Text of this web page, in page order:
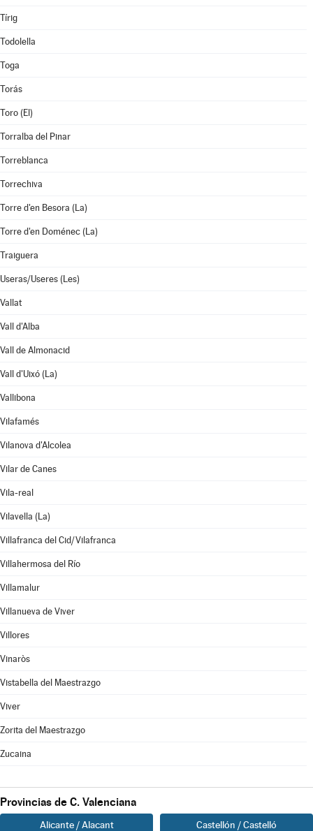
Tírig
Todolella
Toga
Torás
Toro (El)
Torralba del Pinar
Torreblanca
Torrechiva
Torre d'en Besora (La)
Torre d'en Doménec (La)
Traiguera
Useras/Useres (Les)
Vallat
Vall d'Alba
Vall de Almonacid
Vall d'Uixó (La)
Vallibona
Vilafamés
Vilanova d'Alcolea
Vilar de Canes
Vila-real
Vilavella (La)
Villafranca del Cid/Vilafranca
Villahermosa del Río
Villamalur
Villanueva de Viver
Villores
Vinaròs
Vistabella del Maestrazgo
Viver
Zorita del Maestrazgo
Zucaina
Provincias de C. Valenciana
Alicante / Alacant Castellón / Castelló